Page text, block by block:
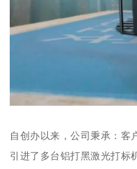
自创办以来，公司秉承：客
引进了多台铝打黑激光打标